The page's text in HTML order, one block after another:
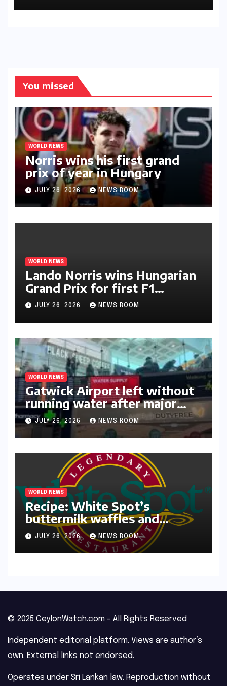
You missed
WORLD NEWS
Norris wins his first grand
prix of year in Hungary​​
JULY 26, 2026 NEWS ROOM
WORLD NEWS
Lando Norris wins Hungarian
Grand Prix for first F1
triumph in 2026​​
JULY 26, 2026 NEWS ROOM
WORLD NEWS
Gatwick Airport left without
running water after major
outage​​
JULY 26, 2026 NEWS ROOM
WORLD NEWS
Recipe: White Spot’s
buttermilk waffles and
blueberry compote​Amy Judd​
JULY 26, 2026 NEWS ROOM
© 2025 CeylonWatch.com – All Rights Reserved
Independent editorial platform. Views are author’s
own. External links not endorsed.
Operates under Sri Lankan law. Reproduction without